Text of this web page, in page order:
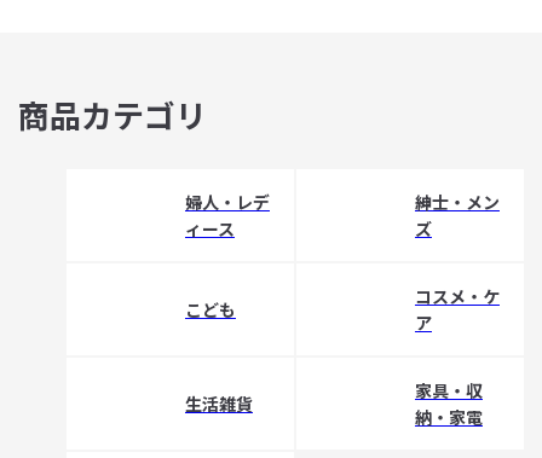
商品カテゴリ
婦人・レデ
ィース
紳士・メン
ズ
こども
コスメ・ケ
ア
生活雑貨
家具・収
納・家電